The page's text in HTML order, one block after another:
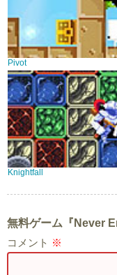
Pivot
Knightfall
無料ゲーム『Never
コメント ※